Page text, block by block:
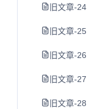
旧文章-24
旧文章-25
旧文章-26
旧文章-27
旧文章-28